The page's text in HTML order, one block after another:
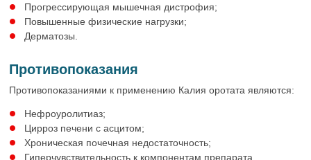
Прогрессирующая мышечная дистрофия;
Повышенные физические нагрузки;
Дерматозы.
Противопоказания
Противопоказаниями к применению Калия оротата являются:
Нефроуролитиаз;
Цирроз печени с асцитом;
Хроническая почечная недостаточность;
Гиперчувствительность к компонентам препарата.